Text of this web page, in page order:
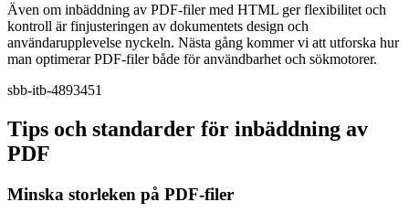
Även om inbäddning av PDF-filer med HTML ger flexibilitet och
kontroll är finjusteringen av dokumentets design och
användarupplevelse nyckeln. Nästa gång kommer vi att utforska hur
man optimerar PDF-filer både för användbarhet och sökmotorer.
sbb-itb-4893451
Tips och standarder för inbäddning av
PDF
Minska storleken på PDF-filer